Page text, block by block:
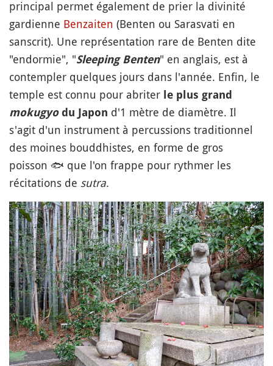
principal permet également de prier la divinité
gardienne Benzaiten (Benten ou Sarasvati en
sanscrit). Une représentation rare de Benten dite
"endormie", "Sleeping Benten" en anglais, est à
contempler quelques jours dans l'année. Enfin, le
temple est connu pour abriter le plus grand
mokugyodu Japon d'1 mètre de diamètre. Il
s'agit d'un instrument à percussions traditionnel
des moines bouddhistes, en forme de gros
poisson 🐟 que l'on frappe pour rythmer les
récitations de sutra.